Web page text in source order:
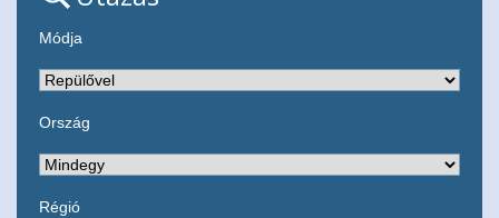
Módja
Ország
Régió